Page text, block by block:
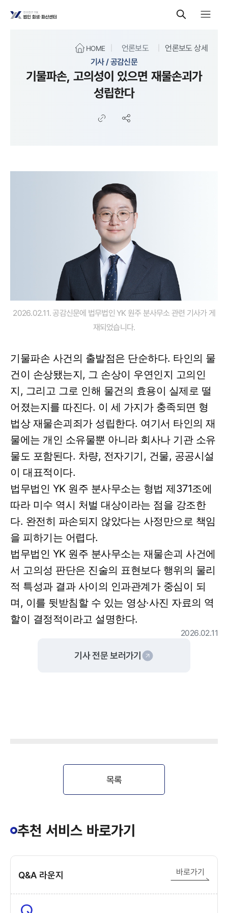
HOME 언론보도
언론보도 상세
기사 / 공감신문
기물파손, 고의성이 있으면 재물손괴가
성립한다
2026.02.11. 공감신문에 법무법인 YK 원주 분사무소 관련 기사가 게
재되었습니다.
기물파손 사건의 출발점은 단순하다. 타인의 물
건이 손상됐는지, 그 손상이 우연인지 고의인
지, 그리고 그로 인해 물건의 효용이 실제로 떨
어졌는지를 따진다. 이 세 가지가 충족되면 형
법상 재물손괴죄가 성립한다. 여기서 타인의 재
물에는 개인 소유물뿐 아니라 회사나 기관 소유
물도 포함된다. 차량, 전자기기, 건물, 공공시설
이 대표적이다.
법무법인 YK 원주 분사무소는 형법 제371조에
따라 미수 역시 처벌 대상이라는 점을 강조한
다. 완전히 파손되지 않았다는 사정만으로 책임
을 피하기는 어렵다.
법무법인 YK 원주 분사무소는 재물손괴 사건에
서 고의성 판단은 진술의 표현보다 행위의 물리
적 특성과 결과 사이의 인과관계가 중심이 되
며, 이를 뒷받침할 수 있는 영상·사진 자료의 역
할이 결정적이라고 설명한다.
2026.02.11
기사 전문 보러가기
목록
추천 서비스 바로가기
Q&A 라운지 바로가기